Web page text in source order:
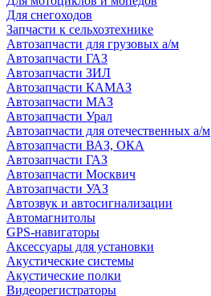
Для снегоходов
Запчасти к сельхозтехнике
Автозапчасти для грузовых а/м
Автозапчасти ГАЗ
Автозапчасти ЗИЛ
Автозапчасти КАМАЗ
Автозапчасти МАЗ
Автозапчасти Урал
Автозапчасти для отечественных а/м
Автозапчасти ВАЗ, ОКА
Автозапчасти ГАЗ
Автозапчасти Москвич
Автозапчасти УАЗ
Автозвук и автосигнализации
Автомагнитолы
GPS-навигаторы
Аксессуары для установки
Акустические системы
Акустические полки
Видеорегистраторы